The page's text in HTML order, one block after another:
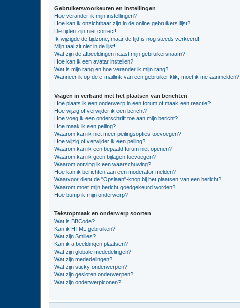
Gebruikersvoorkeuren en instellingen
Hoe verander ik mijn instellingen?
Hoe kan ik onzichtbaar zijn in de online gebruikers lijst?
De tijden zijn niet correct!
Ik wijzigde de tijdzone, maar de tijd is nog steeds verkeerd!
Mijn taal zit niet in de lijst!
Wat zijn de afbeeldingen naast mijn gebruikersnaam?
Hoe kan ik een avatar instellen?
Wat is mijn rang en hoe verander ik mijn rang?
Wanneer ik op de e-maillink van een gebruiker klik, moet ik me aanmelden?
Vragen in verband met het plaatsen van berichten
Hoe plaats ik een onderwerp in een forum of maak een reactie?
Hoe wijzig of verwijder ik een bericht?
Hoe voeg ik een onderschrift toe aan mijn bericht?
Hoe maak ik een peiling?
Waarom kan ik niet meer peilingsopties toevoegen?
Hoe wijzig of verwijder ik een peiling?
Waarom kan ik een bepaald forum niet openen?
Waarom kan ik geen bijlagen toevoegen?
Waarom ontving ik een waarschuwing?
Hoe kan ik berichten aan een moderator melden?
Waarvoor dient de "Opslaan"-knop bij het plaatsen van een bericht?
Waarom moet mijn bericht goedgekeurd worden?
Hoe bump ik mijn onderwerp?
Tekstopmaak en onderwerp soorten
Wat is BBCode?
Kan ik HTML gebruiken?
Wat zijn Smilies?
Kan ik afbeeldingen plaatsen?
Wat zijn globale mededelingen?
Wat zijn mededelingen?
Wat zijn sticky onderwerpen?
Wat zijn gesloten onderwerpen?
Wat zijn onderwerpiconen?